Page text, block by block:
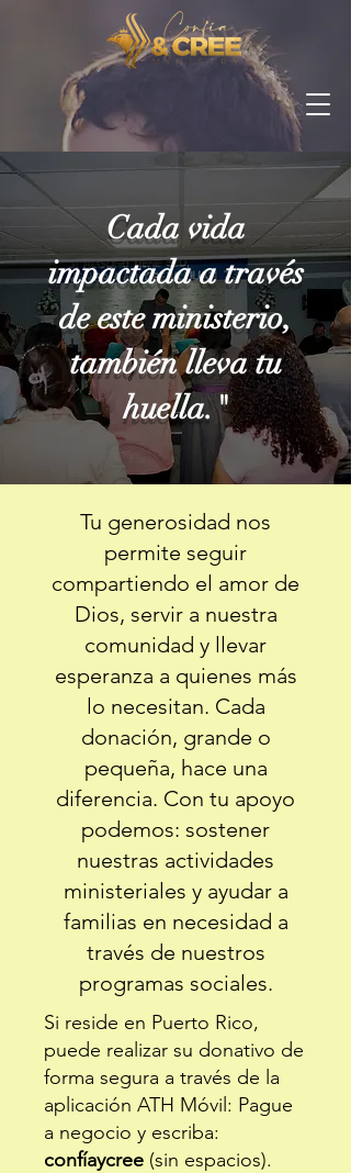
Cada vida
impactada a través
de este ministerio,
también lleva tu
huella."
Tu generosidad nos
permite seguir
compartiendo el amor de
Dios, servir a nuestra
comunidad y llevar
esperanza a quienes más
lo necesitan. Cada
donación, grande o
pequeña, hace una
diferencia. Con tu apoyo
podemos: sostener
nuestras actividades
ministeriales y ayudar a
familias en necesidad a
través de nuestros
programas sociales.
Si reside en Puerto Rico,
puede realizar su donativo de
forma segura a través de la
aplicación ATH Móvil: Pague
a negocio y escriba:
confíaycree (sin espacios).